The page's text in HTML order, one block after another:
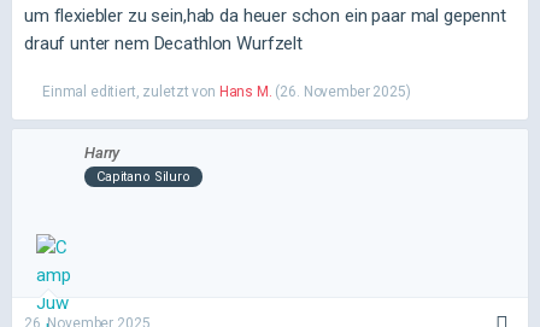
um flexiebler zu sein,hab da heuer schon ein paar mal gepennt
drauf unter nem Decathlon Wurfzelt
Einmal editiert, zuletzt von Hans M. (26. November 2025)
Harry
Capitano Siluro
26. November 2025